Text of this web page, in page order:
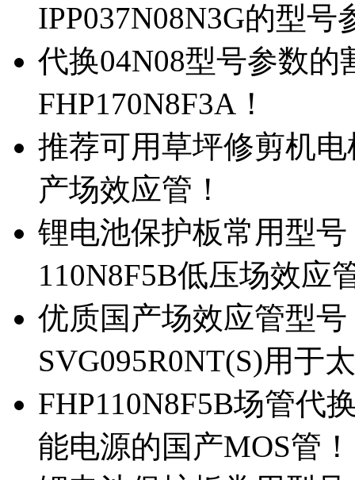
IPP037N08N3G的型号
代换04N08型号参数
FHP170N8F3A！
推荐可用草坪修剪机电
产场效应管！
锂电池保护板常用型号
110N8F5B低压场效应
优质国产场效应管型
SVG095R0NT(S)用于
FHP110N8F5B场管代
能电源的国产MOS管！